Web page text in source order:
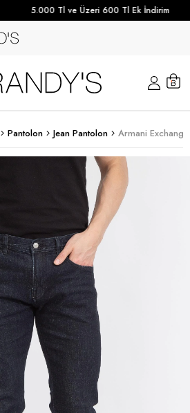
5.000 Tl ve Üzeri 600 Tl Ek İndirim
Pantolon Jean Pantolon Armani